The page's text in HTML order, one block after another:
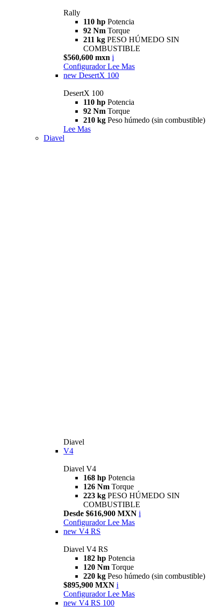
Rally
110 hp Potencia
92 Nm Torque
211 kg PESO HÚMEDO SIN
COMBUSTIBLE
$560,600 mxn i
Configurador Lee Mas
new DesertX 100
DesertX 100
110 hp Potencia
92 Nm Torque
210 kg Peso húmedo (sin combustible)
Lee Mas
Diavel
Diavel
V4
Diavel V4
168 hp Potencia
126 Nm Torque
223 kg PESO HÚMEDO SIN
COMBUSTIBLE
Desde $616,900 MXN i
Configurador Lee Mas
new V4 RS
Diavel V4 RS
182 hp Potencia
120 Nm Torque
220 kg Peso húmedo (sin combustible)
$895,900 MXN i
Configurador Lee Mas
new V4 RS 100